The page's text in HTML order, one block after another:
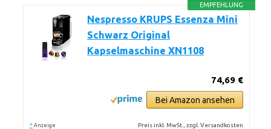
EMPFEHLUNG
Nespresso KRUPS Essenza Mini
Schwarz Original
Kapselmaschine XN1108
74,69 €
Bei Amazon ansehen
* Anzeige Preis inkl. MwSt., zzgl. Versandkosten